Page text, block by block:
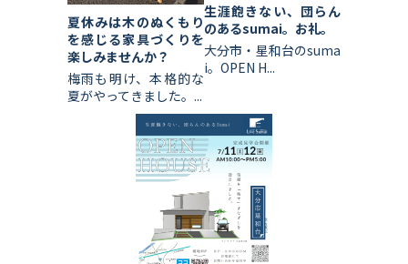
夏休みは木のぬくもり
を感じる家具づくりを
楽しみませんか？
梅雨も明け、本格的な
夏がやってきました。...
生涯飽きない、団らん
のあるsumai。お礼。
大分市・星和台のsuma
i。OPEN H...